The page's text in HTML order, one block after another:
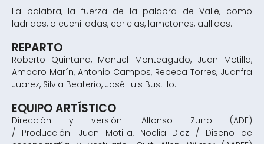
La palabra, la fuerza de la palabra de Valle, como
ladridos, o cuchilladas, caricias, lametones, aullidos...
REPARTO
Roberto Quintana, Manuel Monteagudo, Juan Motilla,
Amparo Marín, Antonio Campos, Rebeca Torres, Juanfra
Juarez, Silvia Beaterio, José Luis Bustillo.
EQUIPO ARTÍSTICO
Dirección y versión: Alfonso Zurro (ADE)
/ Producción: Juan Motilla, Noelia Diez / Diseño de